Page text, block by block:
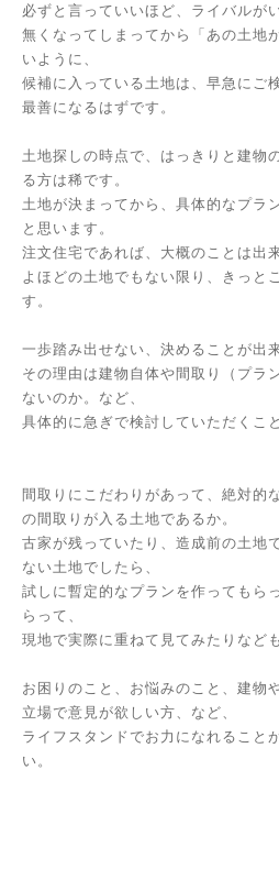
必ずと言っていいほど、ライバルが
無くなってしまってから「あの土地
いように、
候補に入っている土地は、早急にご
最善になるはずです。
土地探しの時点で、はっきりと建物
る方は稀です。
土地が決まってから、具体的なプラ
と思います。
注文住宅であれば、大概のことは出
よほどの土地でもない限り、きっと
す。
一歩踏み出せない、決めることが出
その理由は建物自体や間取り（プラ
ないのか。など、
具体的に急ぎで検討していただくこ
間取りにこだわりがあって、絶対的
の間取りが入る土地であるか。
古家が残っていたり、造成前の土地
ない土地でしたら、
試しに暫定的なプランを作ってもら
らって、
現地で実際に重ねて見てみたりなど
お困りのこと、お悩みのこと、建物
立場で意見が欲しい方、など、
ライフスタンドでお力になれること
い。